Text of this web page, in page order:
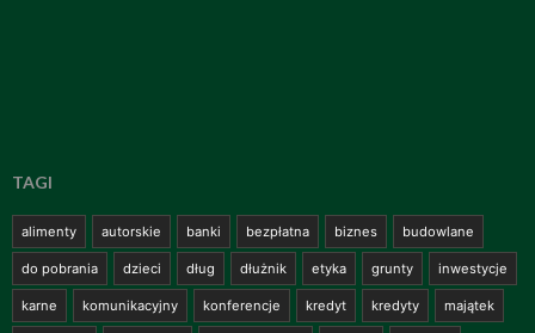
TAGI
alimenty autorskie banki bezpłatna biznes budowlane
do pobrania dzieci dług dłużnik etyka grunty inwestycje
karne komunikacyjny konferencje kredyt kredyty majątek